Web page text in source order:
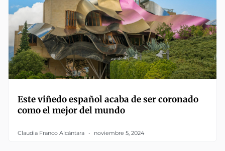
Este viñedo español acaba de ser coronado
como el mejor del mundo
Claudia Franco Alcántara noviembre 5, 2024